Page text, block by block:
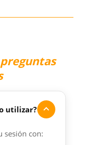
utilizar?
sesión con: